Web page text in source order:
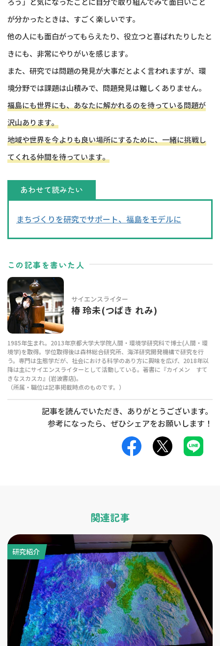
が分かったときは、すごく楽しいです。
他の人にも面白がってもらえたり、役立つと喜ばれたりしたと
きにも、非常にやりがいを感じます。
また、研究では問題の発見が大事だとよく言われますが、環
境分野では課題は山積みで、問題発見は難しくありません。
福島にも世界にも、あなたに解かれるのを待っている問題が
沢山あります。
地域や世界を今よりも良い場所にするために、一緒に挑戦し
てくれる仲間を待っています。
あわせて読みたい
まちづくりを研究でサポート、福島をモデルに
この記事を書いた人
椿 玲未(つばき れみ)
サイエンスライター
1985年生まれ。2013年京都大学大学院人間・環境学研究科で博士(人間・環
境学)を取得。学位取得後は森林総合研究所、海洋研究開発機構で研究を行
う。専門は生態学だが、社会における科学のあり方に興味を広げ、2018年以
降は主にサイエンスライターとして活動している。著書に『カイメン すて
きなスカスカ』(岩波書店)。
（所属・職位は記事掲載時点のものです。）
記事を読んでいただき、ありがとうございます。
参考になったら、ぜひシェアをお願いします！
関連記事
研究紹介